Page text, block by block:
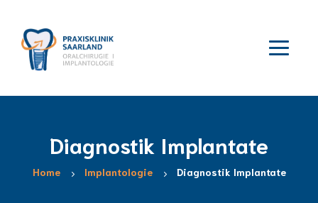
Diagnostik Implantate
Home Implantologie Diagnostik Implantate